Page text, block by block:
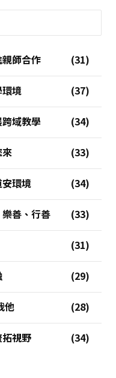
師合作
境
域教學
環境
善、行善
他
視野